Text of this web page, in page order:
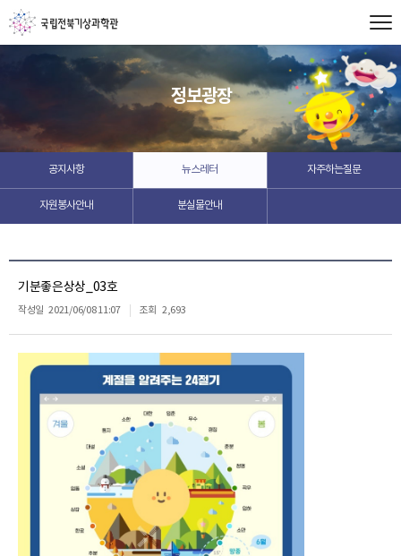
정보광장
공지사항 뉴스레터 자주하는질문
자원봉사안내 분실물안내
기분좋은상상_03호
작성일 2021/06/08 11:07 조회 2,693